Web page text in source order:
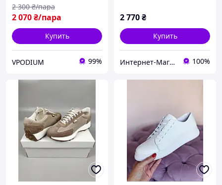
2 070₴/пара
2 300 ₴/пара
Купить
VPODIUM 99%
2 770₴
Купить
Интернет-Магазин СкороХод 100%